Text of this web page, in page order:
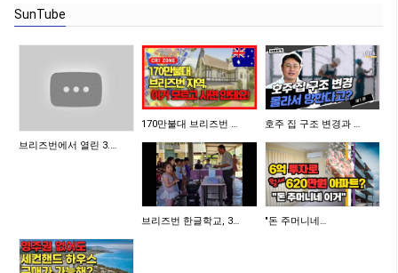
SunTube
브리즈번에서 열린 3.…
170만불대 브리즈번 … 호주 집 구조 변경과 …
브리즈번 한글학교, 3… "돈 주머니네…